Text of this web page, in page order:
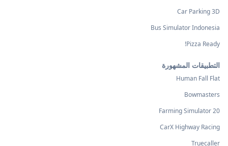
Car Parking 3D
Bus Simulator Indonesia
Pizza Ready!
التطبيقات المشهورة
Human Fall Flat
Bowmasters
Farming Simulator 20
CarX Highway Racing
Truecaller